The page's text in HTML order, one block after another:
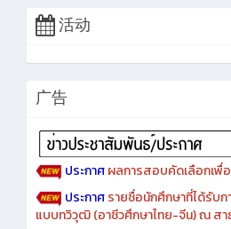
活动
广告
ประกาศผลการสอบคัดเลือกเพื่อ
ประกาศรายชื่อนักศึกษาที่ได้รับ
แบบทวิวุฒิ (อาชีวศึกษาไทย-จีน) ณ ส